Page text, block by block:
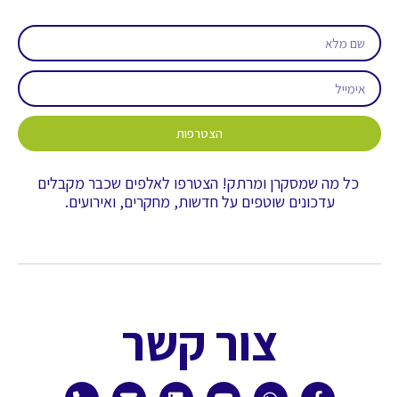
הצטרפות
כל מה שמסקרן ומרתק! הצטרפו לאלפים שכבר מקבלים
עדכונים שוטפים על חדשות, מחקרים, ואירועים.
צור קשר